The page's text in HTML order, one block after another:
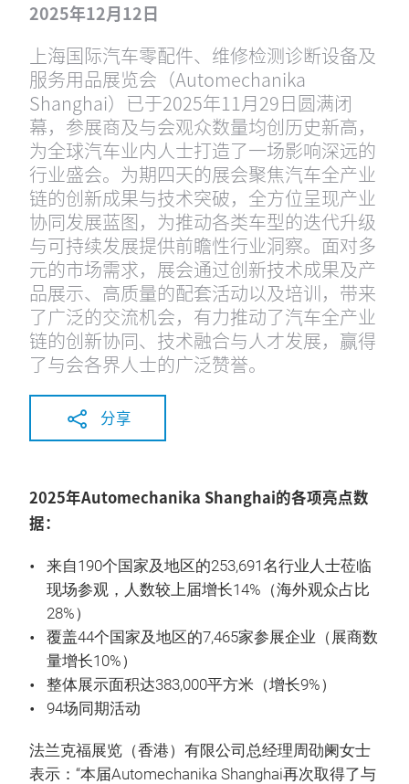
2025年12月12日
上海国际汽车零配件、维修检测诊断设备及
服务用品展览会（Automechanika
Shanghai）已于2025年11月29日圆满闭
幕，参展商及与会观众数量均创历史新高，
为全球汽车业内人士打造了一场影响深远的
行业盛会。为期四天的展会聚焦汽车全产业
链的创新成果与技术突破，全方位呈现产业
协同发展蓝图，为推动各类车型的迭代升级
与可持续发展提供前瞻性行业洞察。面对多
元的市场需求，展会通过创新技术成果及产
品展示、高质量的配套活动以及培训，带来
了广泛的交流机会，有力推动了汽车全产业
链的创新协同、技术融合与人才发展，赢得
了与会各界人士的广泛赞誉。
分享
2025年Automechanika Shanghai的各项亮点数
据：
来自190个国家及地区的253,691名行业人士莅临
现场参观，人数较上届增长14%（海外观众占比
28%）
覆盖44个国家及地区的7,465家参展企业（展商数
量增长10%）
整体展示面积达383,000平方米（增长9%）
94场同期活动
法兰克福展览（香港）有限公司总经理周劭阑女士
表示：“本届Automechanika Shanghai再次取得了与